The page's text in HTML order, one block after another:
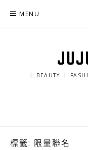
MENU
｜ BEAUTY ｜
標籤: 限量聯名